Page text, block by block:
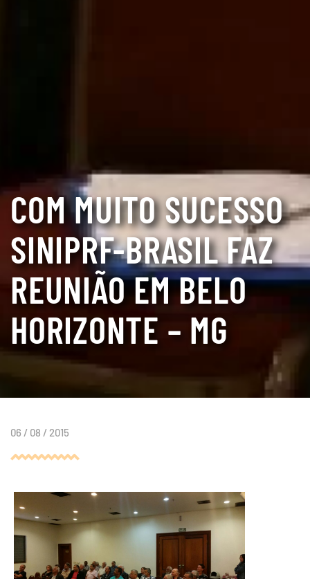
COM MUITO SUCESSO
SINIPRF-BRASIL FAZ
REUNIÃO EM BELO
HORIZONTE – MG
06 / 08 / 2015